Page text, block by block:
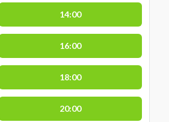
14:00
16:00
18:00
20:00